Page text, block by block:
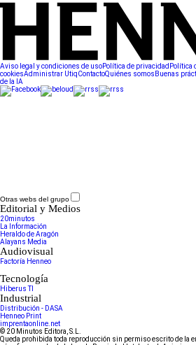
Aviso legal y condiciones de usoPolítica de privacidad Política
cookiesAdministrar UtiqContactoQuiénes somos Buenas
de la IA
Otras webs del grupo
Editorial y Medios
20minutos
La Información
Heraldo de Aragón
Alayans Media
Audiovisual
Factoría Henneo
Tecnología
Hiberus TI
Industrial
Distribución - DASA
Henneo Print
imprentaonline.net
© 20 Minutos Editora, S.L.
Queda prohibida toda reproducción sin permiso escrito de la